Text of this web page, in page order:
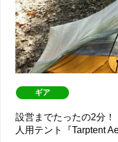
ギア
設営までたったの2分
人用テント『Tarptent